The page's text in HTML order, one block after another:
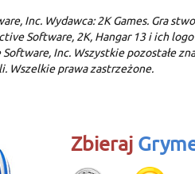
Inc. Wydawca: 2K Games. Gra
Software, 2K, Hangar 13 i ich
Inc. Wszystkie pozostałe
Wszelkie prawa zastrzeżone.
Zbieraj